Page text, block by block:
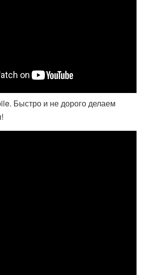
Быстро и не дорого делаем